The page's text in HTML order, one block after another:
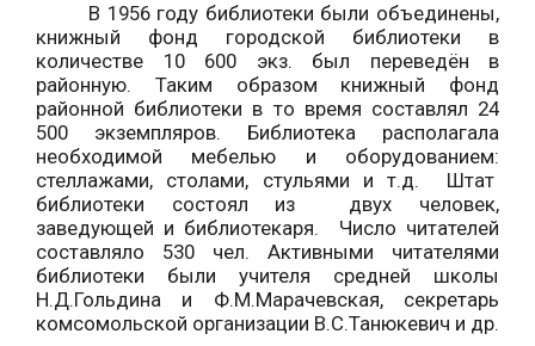
В 1956 году библиотеки были объединены,
книжный фонд городской библиотеки в
количестве 10 600 экз. был переведён в
районную. Таким образом книжный фонд
районной библиотеки в то время составлял 24
500 экземпляров. Библиотека располагала
необходимой мебелью и оборудованием:
стеллажами, столами, стульями и т.д. Штат
библиотеки состоял из двух человек,
заведующей и библиотекаря. Число читателей
составляло 530 чел. Активными читателями
библиотеки были учителя средней школы
Н.Д.Гольдина и Ф.М.Марачевская, секретарь
комсомольской организации В.С.Танюкевич и др.